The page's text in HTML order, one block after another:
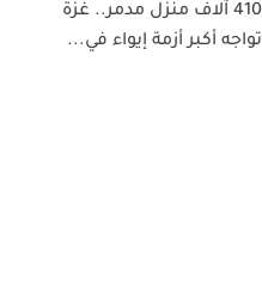
410 آلاف منزل مدمر.. غزة
تواجه أكبر أزمة إيواء في...